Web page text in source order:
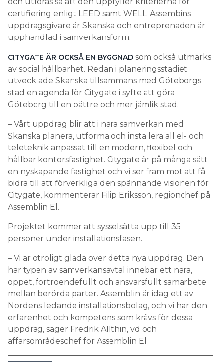
och utföras så att den uppfyller kriterierna för
certifiering enligt LEED samt WELL. Assembins
uppdragsgivare är Skanska och entreprenaden är
upphandlad i samverkansform.
CITYGATE ÄR OCKSÅ EN BYGGNAD som också utmärks
av social hållbarhet. Redan i planeringsstadiet
utvecklade Skanska tillsammans med Göteborgs
stad en agenda för Citygate i syfte att göra
Göteborg till en bättre och mer jämlik stad.
– Vårt uppdrag blir att i nära samverkan med
Skanska planera, utforma och installera all el- och
teleteknik anpassat till en modern, flexibel och
hållbar kontorsfastighet. Citygate är på många sätt
en nyskapande fastighet och vi ser fram mot att få
bidra till att förverkliga den spännande visionen för
Citygate, kommenterar Filip Eriksson, regionchef på
Assemblin El.
Projektet kommer att sysselsätta upp till 35
personer under installationsfasen.
– Vi är otroligt glada över detta nya uppdrag. Den
här typen av samverkansavtal innebär ett nära,
öppet, förtroendefullt och ansvarsfullt samarbete
mellan berörda parter. Assemblin är idag ett av
Nordens ledande installationsbolag, och vi har den
erfarenhet och kompetens som krävs för dessa
uppdrag, säger Fredrik Allthin, vd och
affärsområdeschef för Assemblin El.